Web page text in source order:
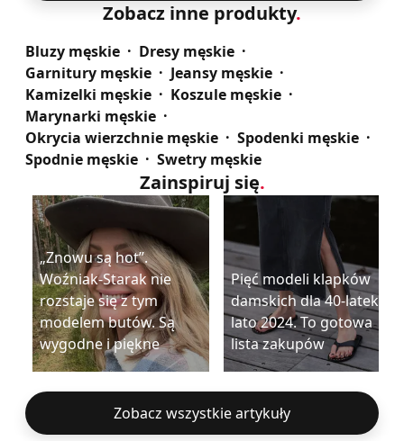
Zobacz inne produkty.
Bluzy męskie
Dresy męskie
Garnitury męskie
Jeansy męskie
Kamizelki męskie
Koszule męskie
Marynarki męskie
Okrycia wierzchnie męskie
Spodenki męskie
Spodnie męskie
Swetry męskie
Zainspiruj się.
„Znowu są hot”.
Woźniak-Starak nie
rozstaje się z tym
modelem butów. Są
wygodne i piękne
Pięć modeli klapków
damskich dla 40-latek na
lato 2024. To gotowa
lista zakupów
Zobacz wszystkie artykuły